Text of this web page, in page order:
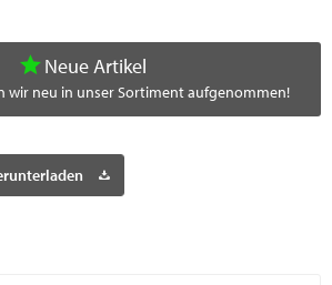
Neue Artikel
wir neu in unser Sortiment aufgenommen!